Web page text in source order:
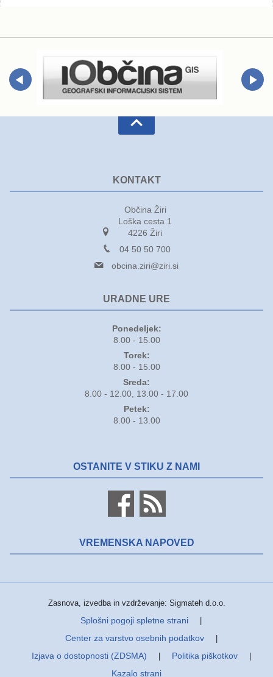
KONTAKT
Občina Žiri
Loška cesta 1
4226 Žiri
04 50 50 700
obcina.ziri@ziri.si
URADNE URE
Ponedeljek:
8.00 - 15.00
Torek:
8.00 - 15.00
Sreda:
8.00 - 12.00, 13.00 - 17.00
Petek:
8.00 - 13.00
OSTANITE V STIKU Z NAMI
VREMENSKA NAPOVED
Zasnova, izvedba in vzdrževanje: Sigmateh d.o.o.
Splošni pogoji spletne strani
Center za varstvo osebnih podatkov
Izjava o dostopnosti (ZDSMA) Politika piškotkov
Kazalo strani